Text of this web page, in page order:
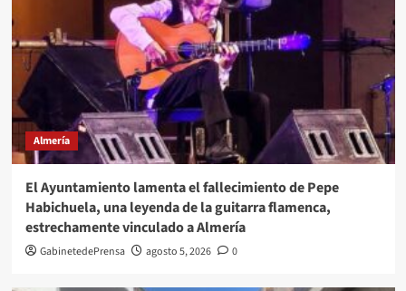
Almería
El Ayuntamiento lamenta el fallecimiento de Pepe
Habichuela, una leyenda de la guitarra flamenca,
estrechamente vinculado a Almería
GabinetedePrensa agosto 5, 2026 0